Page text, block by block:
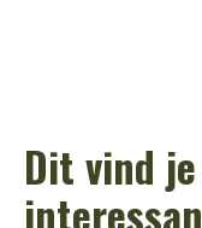
Dit vind